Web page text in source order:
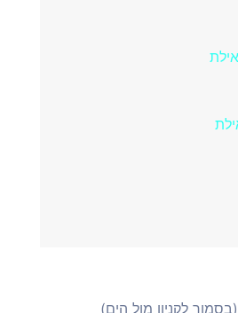
לקניון מול הים)